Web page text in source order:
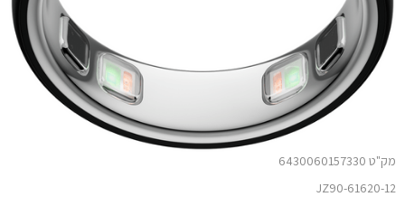
מק"ט 6430060157330
JZ90-61620-12